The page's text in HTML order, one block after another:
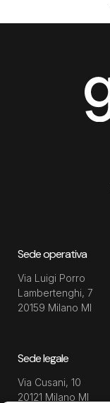
Sede operativa
Via Luigi Porro
Lambertenghi, 7
20159 Milano MI
Sede legale
Via Cusani, 10
20121 Milano MI